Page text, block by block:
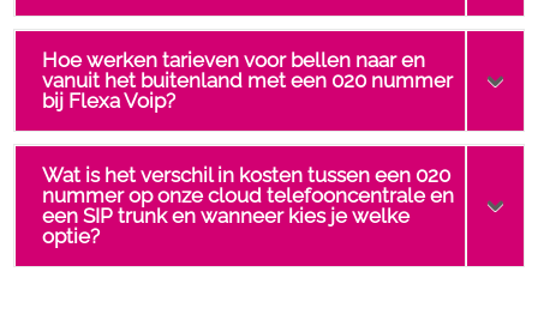
Hoe werken tarieven voor bellen naar en
vanuit het buitenland met een 020 nummer
bij Flexa Voip?
Wat is het verschil in kosten tussen een 020
nummer op onze cloud telefooncentrale en
een SIP trunk en wanneer kies je welke
optie?